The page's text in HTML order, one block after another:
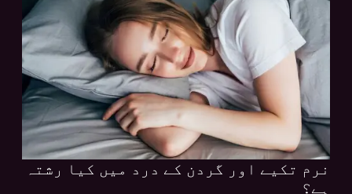
نرم تکیے اور گردن کے درد میں کیا رشتہ
ہے؟